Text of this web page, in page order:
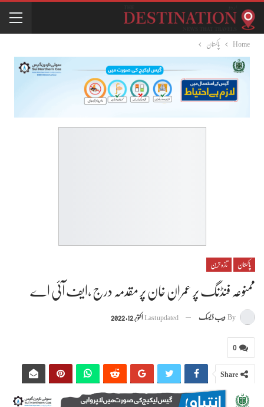
Home پاکستان
پاکستان تازہ ترین
ممنوعہ فنڈنگ پر عمران خان پر مقدمہ درج ،ایف آئی اے
By ویب ڈیسک Last updated اکتوبر 12, 2022
0
Share